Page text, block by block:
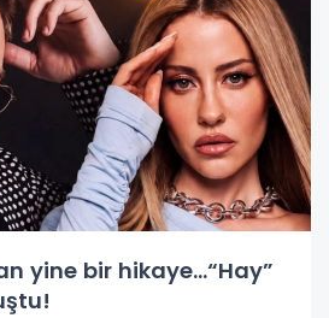
yine bir hikaye…“Hay”